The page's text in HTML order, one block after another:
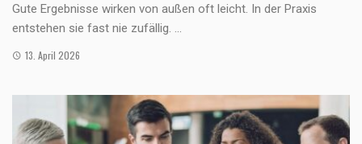
Gute Ergebnisse wirken von außen oft leicht. In der Praxis
entstehen sie fast nie zufällig. ...
13. April 2026